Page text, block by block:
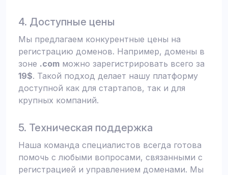
4. Доступные цены
Мы предлагаем конкурентные цены на
регистрацию доменов. Например, домены в
зоне .com можно зарегистрировать всего за
19$. Такой подход делает нашу платформу
доступной как для стартапов, так и для
крупных компаний.
5. Техническая поддержка
Наша команда специалистов всегда готова
помочь с любыми вопросами, связанными с
регистрацией и управлением доменами. Мы